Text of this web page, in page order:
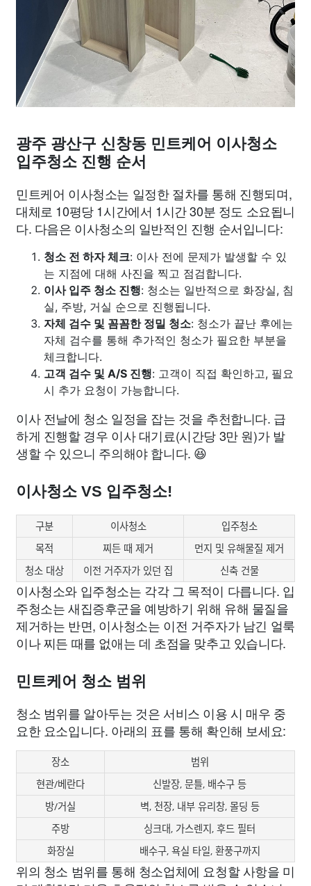
광주 광산구 신창동 민트케어 이사청소
입주청소 진행 순서
민트케어 이사청소는 일정한 절차를 통해 진행되며,
대체로 10평당 1시간에서 1시간 30분 정도 소요됩니
다. 다음은 이사청소의 일반적인 진행 순서입니다:
청소 전 하자 체크: 이사 전에 문제가 발생할 수 있
는 지점에 대해 사진을 찍고 점검합니다.
이사 입주 청소 진행: 청소는 일반적으로 화장실, 침
실, 주방, 거실 순으로 진행됩니다.
자체 검수 및 꼼꼼한 정밀 청소: 청소가 끝난 후에는
자체 검수를 통해 추가적인 청소가 필요한 부분을
체크합니다.
고객 검수 및 A/S 진행: 고객이 직접 확인하고, 필요
시 추가 요청이 가능합니다.
이사 전날에 청소 일정을 잡는 것을 추천합니다. 급
하게 진행할 경우 이사 대기료(시간당 3만 원)가 발
생할 수 있으니 주의해야 합니다. 😆
이사청소 VS 입주청소!
구분 이사청소
입주청소
목적
찌든 때 제거
먼지 및 유해물질 제거
청소 대상
이전 거주자가 있던 집 신축 건물
이사청소와 입주청소는 각각 그 목적이 다릅니다. 입
주청소는 새집증후군을 예방하기 위해 유해 물질을
제거하는 반면, 이사청소는 이전 거주자가 남긴 얼룩
이나 찌든 때를 없애는 데 초점을 맞추고 있습니다.
민트케어 청소 범위
청소 범위를 알아두는 것은 서비스 이용 시 매우 중
요한 요소입니다. 아래의 표를 통해 확인해 보세요:
장소
범위
현관/베란다
신발장, 문틀, 배수구 등
방/거실
벽, 천장, 내부 유리창, 몰딩 등
주방
싱크대, 가스렌지, 후드 필터
화장실
배수구, 욕실 타일, 환풍구까지
위의 청소 범위를 통해 청소업체에 요청할 사항을 미